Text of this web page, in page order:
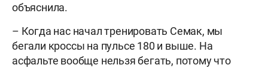
объяснила.
– Когда нас начал тренировать Семак, мы
бегали кроссы на пульсе 180 и выше. На
асфальте вообще нельзя бегать, потому что